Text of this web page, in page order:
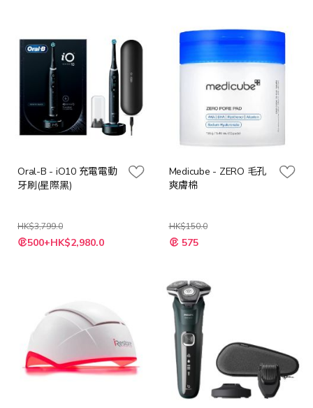
Oral-B - iO10 充電電動
牙刷(星際黑)
HK$3,799.0
特
殊 500+HK$2,980.0
Medicube - ZERO 毛孔
爽膚棉
HK$150.0
特
殊 575